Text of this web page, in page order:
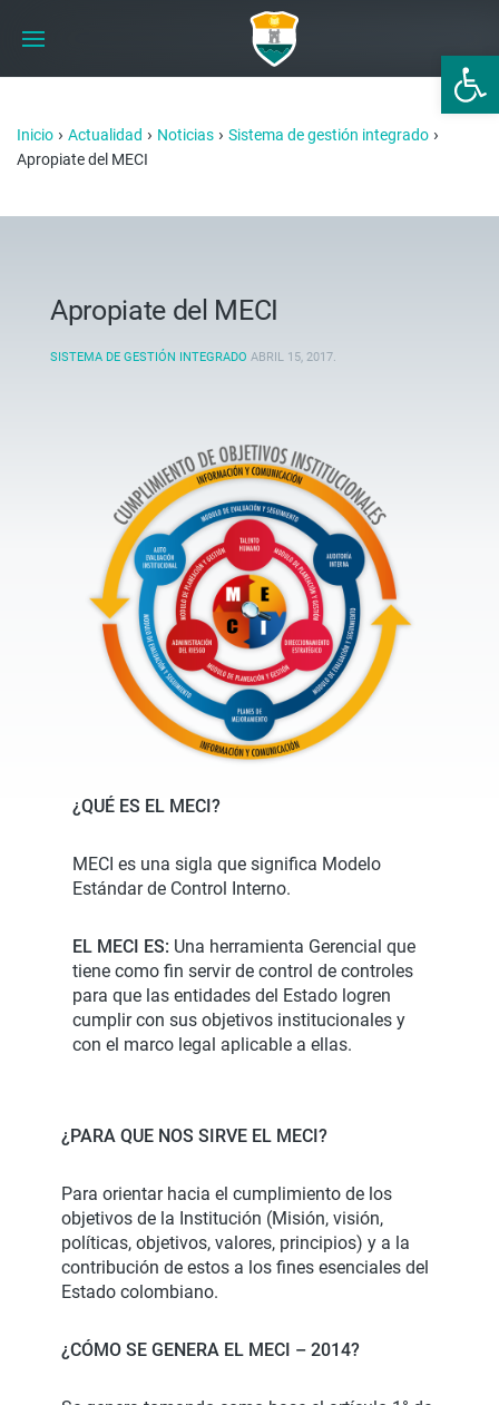
Abrir
Inicio › Actualidad › Noticias › Sistema de gestión integrado ›
Apropiate del MECI
Apropiate del MECI
SISTEMA DE GESTIÓN INTEGRADO ABRIL 15, 2017.
¿QUÉ ES EL MECI?
MECI es una sigla que significa Modelo
Estándar de Control Interno.
EL MECI ES: Una herramienta Gerencial que
tiene como fin servir de control de controles
para que las entidades del Estado logren
cumplir con sus objetivos institucionales y
con el marco legal aplicable a ellas.
¿PARA QUE NOS SIRVE EL MECI?
Para orientar hacia el cumplimiento de los
objetivos de la Institución (Misión, visión,
políticas, objetivos, valores, principios) y a la
contribución de estos a los fines esenciales del
Estado colombiano.
¿CÓMO SE GENERA EL MECI – 2014?